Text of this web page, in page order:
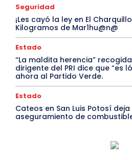
Seguridad
¡Les cayó la ley en El
Kilogramos de Mar1hu@n@
Estado
“La maldita herencia” recogida
dirigente del PRI dice que “es
ahora al Partido Verde.
Estado
Cateos en San Luis Potosí
aseguramiento de